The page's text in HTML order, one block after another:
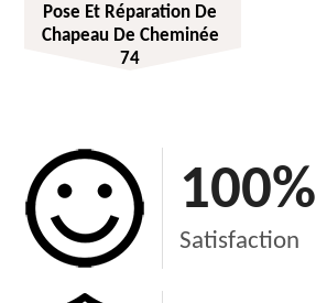
Pose Et Réparation De
Chapeau De Cheminée
74
100%
Satisfaction